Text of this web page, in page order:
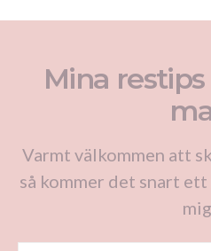
Mina
Varmt välkommen att
så kommer det snart